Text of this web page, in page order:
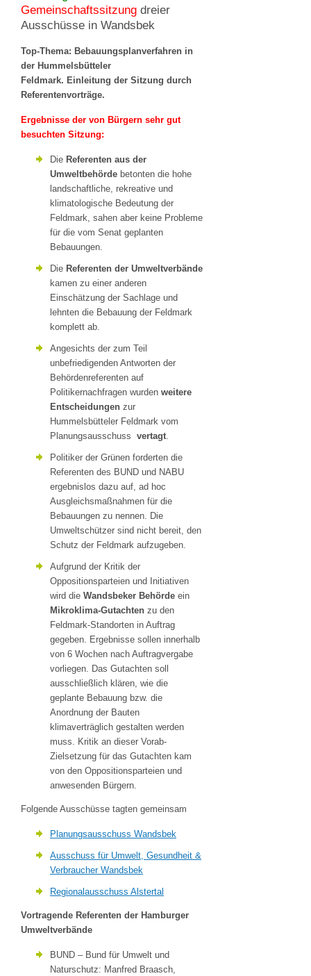
Gemeinschaftssitzung dreier
Ausschüsse in Wandsbek
Top-Thema: Bebauungsplanverfahren in
der Hummelsbütteler
Feldmark. Einleitung der Sitzung durch
Referentenvorträge.
Ergebnisse der von Bürgern sehr gut
besuchten Sitzung:
Die Referenten aus der
Umweltbehörde betonten die hohe
landschaftliche, rekreative und
klimatologische Bedeutung der
Feldmark, sahen aber keine Probleme
für die vom Senat geplanten
Bebauungen.
Die Referenten der Umweltverbände
kamen zu einer anderen
Einschätzung der Sachlage und
lehnten die Bebauung der Feldmark
komplett ab.
Angesichts der zum Teil
unbefriedigenden Antworten der
Behördenreferenten auf
Politikernachfragen wurden weitere
Entscheidungen zur
Hummelsbütteler Feldmark vom
Planungsausschuss vertagt.
Politiker der Grünen forderten die
Referenten des BUND und NABU
ergebnislos dazu auf, ad hoc
Ausgleichsmaßnahmen für die
Bebauungen zu nennen. Die
Umweltschützer sind nicht bereit, den
Schutz der Feldmark aufzugeben.
Aufgrund der Kritik der
Oppositionsparteien und Initiativen
wird die Wandsbeker Behörde ein
Mikroklima-Gutachten zu den
Feldmark-Standorten in Auftrag
gegeben. Ergebnisse sollen innerhalb
von 6 Wochen nach Auftragvergabe
vorliegen. Das Gutachten soll
ausschließlich klären, wie die
geplante Bebauung bzw. die
Anordnung der Bauten
klimaverträglich gestalten werden
muss. Kritik an dieser Vorab-
Zielsetzung für das Gutachten kam
von den Oppositionsparteien und
anwesenden Bürgern.
Folgende Ausschüsse tagten gemeinsam
Planungsausschuss Wandsbek
Ausschuss für Umwelt, Gesundheit &
Verbraucher Wandsbek
Regionalausschuss Alstertal
Vortragende Referenten der Hamburger
Umweltverbände
BUND – Bund für Umwelt und
Naturschutz: Manfred Braasch,